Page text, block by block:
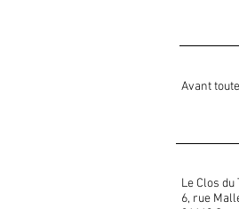
Avant
Le Clos
6, rue